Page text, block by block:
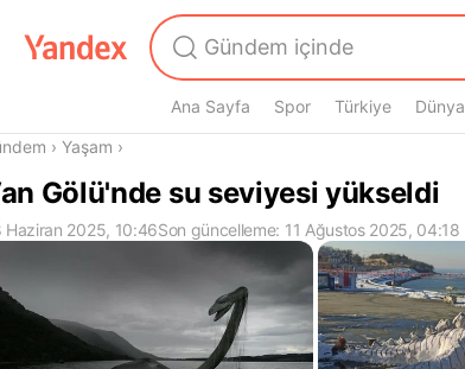
Ana Sayfa Spor Türkiye Dünya
› Yaşam ›
Gölü'nde su seviyesi yükseldi
Haziran 2025, 10:46Son güncelleme: 11 Ağustos 2025, 04:18